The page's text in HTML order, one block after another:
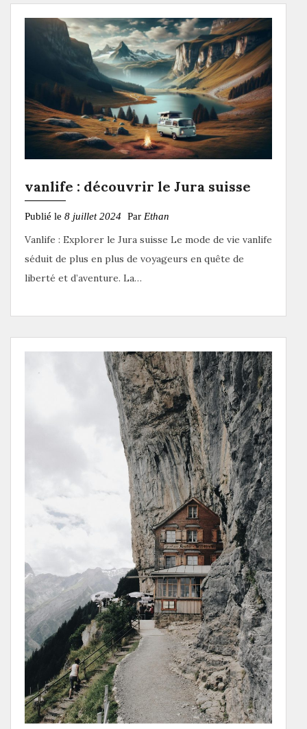
vanlife : découvrir le Jura suisse
Publié le 8 juillet 2024 Par Ethan
Vanlife : Explorer le Jura suisse Le mode de vie vanlife
séduit de plus en plus de voyageurs en quête de
liberté et d’aventure. La…